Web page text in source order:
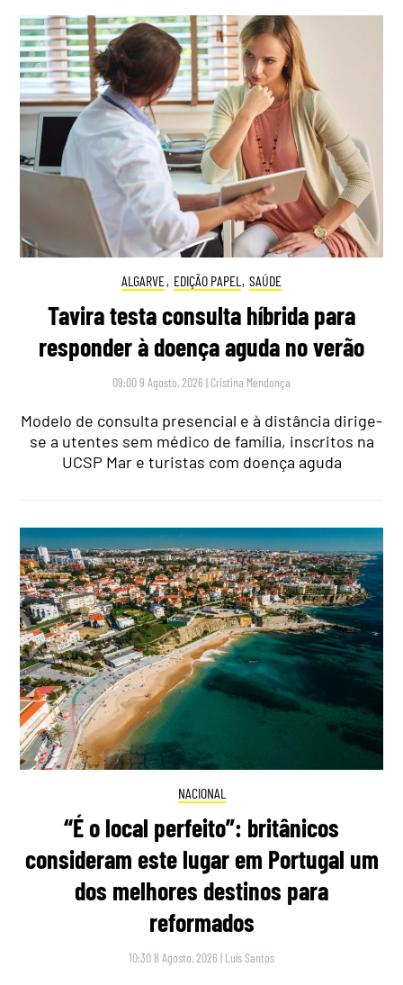
ALGARVE, EDIÇÃO PAPEL , SAÚDE
Tavira testa consulta híbrida para
responder à doença aguda no verão
09:00 9 Agosto, 2026 | Cristina Mendonça
Modelo de consulta presencial e à distância dirige-
se a utentes sem médico de família, inscritos na
UCSP Mar e turistas com doença aguda
NACIONAL
“É o local perfeito”: britânicos
consideram este lugar em Portugal um
dos melhores destinos para
reformados
10:30 8 Agosto, 2026 | Luís Santos